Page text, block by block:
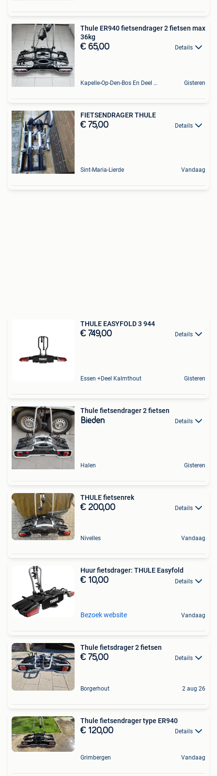
Thule ER940 fietsendrager 2 fietsen max
36kg
€ 65,00 Details
Kapelle-Op-Den-Bos En Deel Van Zemst Gisteren
FIETSENDRAGER THULE
€ 75,00 Details
Sint-Maria-Lierde Vandaag
THULE EASYFOLD 3 944
€ 749,00 Details
Essen +Deel Kalmthout Gisteren
Thule fietsendrager 2 fietsen
Bieden Details
Halen Gisteren
THULE fietsenrek
€ 200,00 Details
Nivelles Vandaag
Huur fietsdrager: THULE Easyfold
€ 10,00 Details
Bezoek website Vandaag
Thule fietsdrager 2 fietsen
€ 75,00 Details
Borgerhout 2 aug 26
Thule fietsendrager type ER940
€ 120,00 Details
Grimbergen Vandaag